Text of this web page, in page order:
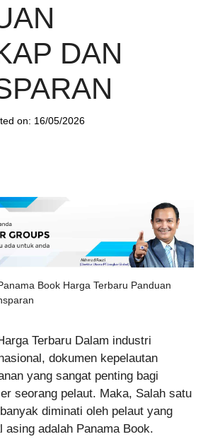
DAN
on: 16/05/2026
Book Harga Terbaru Panduan
Terbaru Dalam industri
dokumen kepelautan
yang sangat penting bagi
seorang pelaut. Maka, Salah satu
diminati oleh pelaut yang
asing adalah Panama Book.